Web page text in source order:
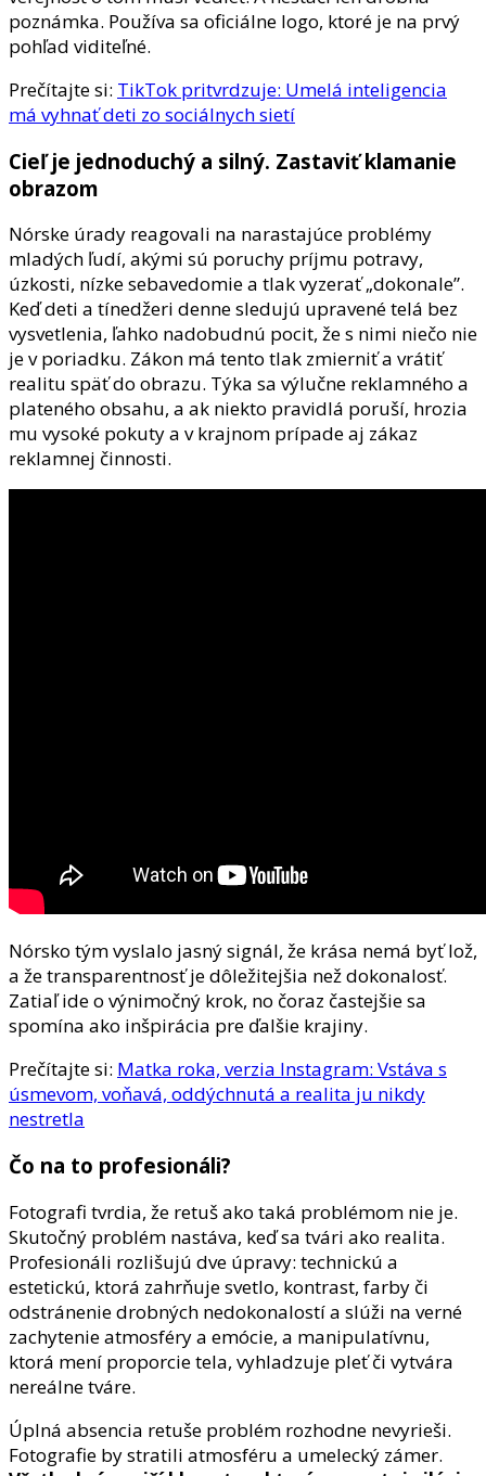
poznámka. Používa sa oficiálne logo, ktoré je na prvý
pohľad viditeľné.
Prečítajte si: TikTok pritvrdzuje: Umelá inteligencia
má vyhnať deti zo sociálnych sietí
Cieľ je jednoduchý a silný. Zastaviť klamanie
obrazom
Nórske úrady reagovali na narastajúce problémy
mladých ľudí, akými sú poruchy príjmu potravy,
úzkosti, nízke sebavedomie a tlak vyzerať „dokonale”.
Keď deti a tínedžeri denne sledujú upravené telá bez
vysvetlenia, ľahko nadobudnú pocit, že s nimi niečo nie
je v poriadku. Zákon má tento tlak zmierniť a vrátiť
realitu späť do obrazu. Týka sa výlučne reklamného a
plateného obsahu, a ak niekto pravidlá poruší, hrozia
mu vysoké pokuty a v krajnom prípade aj zákaz
reklamnej činnosti.
Nórsko tým vyslalo jasný signál, že krása nemá byť lož,
a že transparentnosť je dôležitejšia než dokonalosť.
Zatiaľ ide o výnimočný krok, no čoraz častejšie sa
spomína ako inšpirácia pre ďalšie krajiny.
Prečítajte si: Matka roka, verzia Instagram: Vstáva s
úsmevom, voňavá, oddýchnutá a realita ju nikdy
nestretla
Čo na to profesionáli?
Fotografi tvrdia, že retuš ako taká problémom nie je.
Skutočný problém nastáva, keď sa tvári ako realita.
Profesionáli rozlišujú dve úpravy: technickú a
estetickú, ktorá zahrňuje svetlo, kontrast, farby či
odstránenie drobných nedokonalostí a slúži na verné
zachytenie atmosféry a emócie, a manipulatívnu,
ktorá mení proporcie tela, vyhladzuje pleť či vytvára
nereálne tváre.
Úplná absencia retuše problém rozhodne nevyrieši.
Fotografie by stratili atmosféru a umelecký zámer.